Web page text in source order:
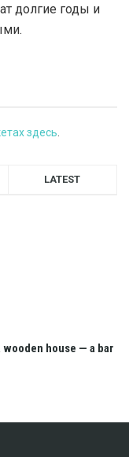
долгие годы и
здесь
LATEST
house — a bar